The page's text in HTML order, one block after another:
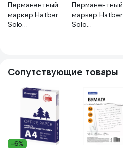
Перманентный
маркер Hatber
Solo
Перманентный
маркер Hatber
Solo
Сопутствующие товары
-6%